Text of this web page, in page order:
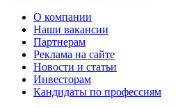
О компании
Наши вакансии
Партнерам
Реклама на сайте
Новости и статьи
Инвесторам
Кандидаты по профессиям